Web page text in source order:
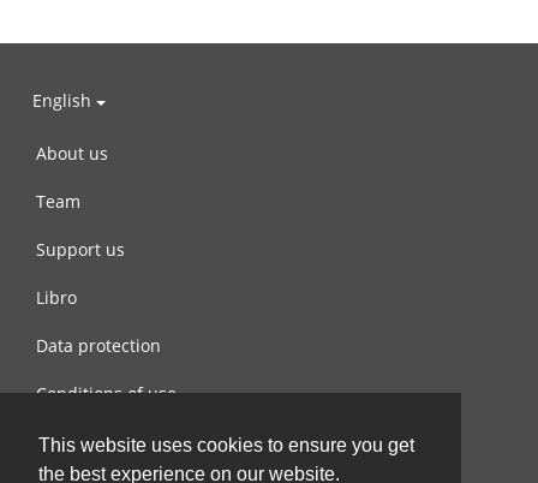
This website uses cookies to ensure you get
the best experience on our website.
English
About us
Team
Support us
Libro
Data protection
Conditions of use
Contact us